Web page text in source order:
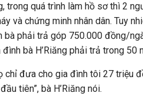
trong quá trình làm hồ sơ thì 2
và chứng minh nhân dân. Tuy
bà phải trả góp 750.000 đồng/
bà H’Riăng phải trả trong 50
chỉ đưa cho gia đình tôi 27 triệu
tiên”, bà H’Riăng nói.